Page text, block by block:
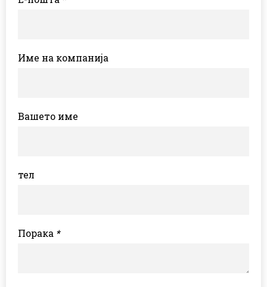
Име на компанија
Вашето име
тел
*
Порака